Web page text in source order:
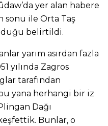
yer alan habere
sonu ile Orta Taş
belirtildi.
yarım asırdan fazla
yılında Zagros
tarafından
yana herhangi bir iz
Dağı
Bunlar, o